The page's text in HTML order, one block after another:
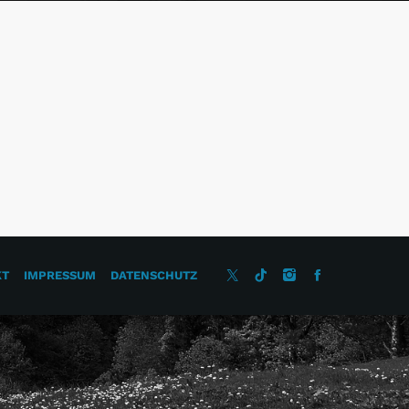
IMPRESSUM DATENSCHUTZ